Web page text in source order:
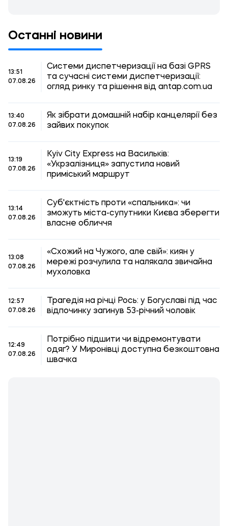
Останні новини
13:51
07.08.26
Системи диспетчеризації на базі GPRS
та сучасні системи диспетчеризації:
огляд ринку та рішення від antap.com.ua
13:40
07.08.26
Як зібрати домашній набір канцелярії без
зайвих покупок
13:19
07.08.26
Kyiv City Express на Васильків:
«Укрзалізниця» запустила новий
приміський маршрут
13:14
07.08.26
Суб'єктність проти «спальника»: чи
зможуть міста-супутники Києва зберегти
власне обличчя
13:08
07.08.26
«Схожий на Чужого, але свій»: киян у
мережі розчулила та налякала звичайна
мухоловка
12:57
07.08.26
Трагедія на річці Рось: у Богуславі під час
відпочинку загинув 53-річний чоловік
12:49
07.08.26
Потрібно підшити чи відремонтувати
одяг? У Миронівці доступна безкоштовна
швачка